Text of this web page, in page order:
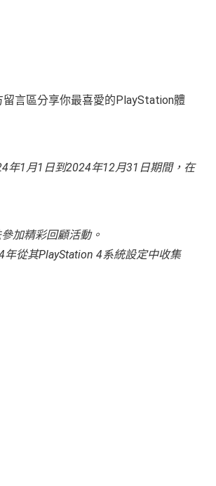
言區分享你最喜愛的PlayStation體
年1月1日到2024年12月31日期間，在
加精彩回顧活動。
從其PlayStation 4系統設定中收集